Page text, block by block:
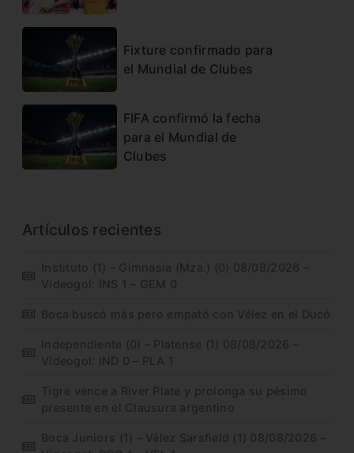
Fixture confirmado para
el Mundial de Clubes
FIFA confirmó la fecha
para el Mundial de
Clubes
Artículos recientes
Instituto (1) – Gimnasia (Mza.) (0) 08/08/2026 –
Videogol: INS 1 – GEM 0
Boca buscó más pero empató con Vélez en el Ducó
Independiente (0) – Platense (1) 08/08/2026 –
Videogol: IND 0 – PLA 1
Tigre vence a River Plate y prolonga su pésimo
presente en el Clausura argentino
Boca Juniors (1) – Vélez Sarsfield (1) 08/08/2026 –